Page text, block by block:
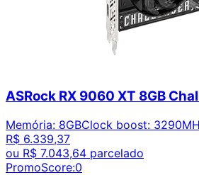
ASRock RX 9060 XT 8GB
Memória: 8GBClock boost:
R$ 6.339,37
ou R$ 7.043,64 parcelado
PromoScore:0